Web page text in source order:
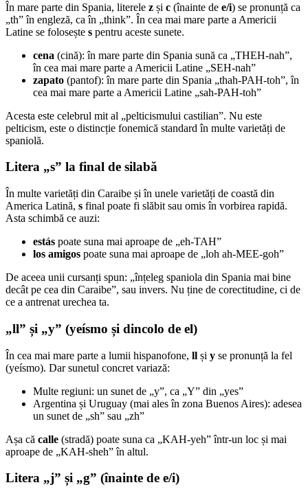
În mare parte din Spania, literele z și c (înainte de e/i) se pronunță ca
„th” în engleză, ca în „think”. În cea mai mare parte a Americii
Latine se folosește s pentru aceste sunete.
cena (cină): în mare parte din Spania sună ca „THEH-nah”,
în cea mai mare parte a Americii Latine „SEH-nah”
zapato (pantof): în mare parte din Spania „thah-PAH-toh”, în
cea mai mare parte a Americii Latine „sah-PAH-toh”
Acesta este celebrul mit al „pelticismului castilian”. Nu este
pelticism, este o distincție fonemică standard în multe varietăți de
spaniolă.
Litera „s” la final de silabă
În multe varietăți din Caraibe și în unele varietăți de coastă din
America Latină, s final poate fi slăbit sau omis în vorbirea rapidă.
Asta schimbă ce auzi:
estás poate suna mai aproape de „eh-TAH”
los amigos poate suna mai aproape de „loh ah-MEE-goh”
De aceea unii cursanți spun: „înțeleg spaniola din Spania mai bine
decât pe cea din Caraibe”, sau invers. Nu ține de corectitudine, ci de
ce a antrenat urechea ta.
„ll” și „y” (yeísmo și dincolo de el)
În cea mai mare parte a lumii hispanofone, ll și y se pronunță la fel
(yeísmo). Dar sunetul concret variază:
Multe regiuni: un sunet de „y”, ca „Y” din „yes”
Argentina și Uruguay (mai ales în zona Buenos Aires): adesea
un sunet de „sh” sau „zh”
Așa că calle (stradă) poate suna ca „KAH-yeh” într-un loc și mai
aproape de „KAH-sheh” în altul.
Litera „j” și „g” (înainte de e/i)